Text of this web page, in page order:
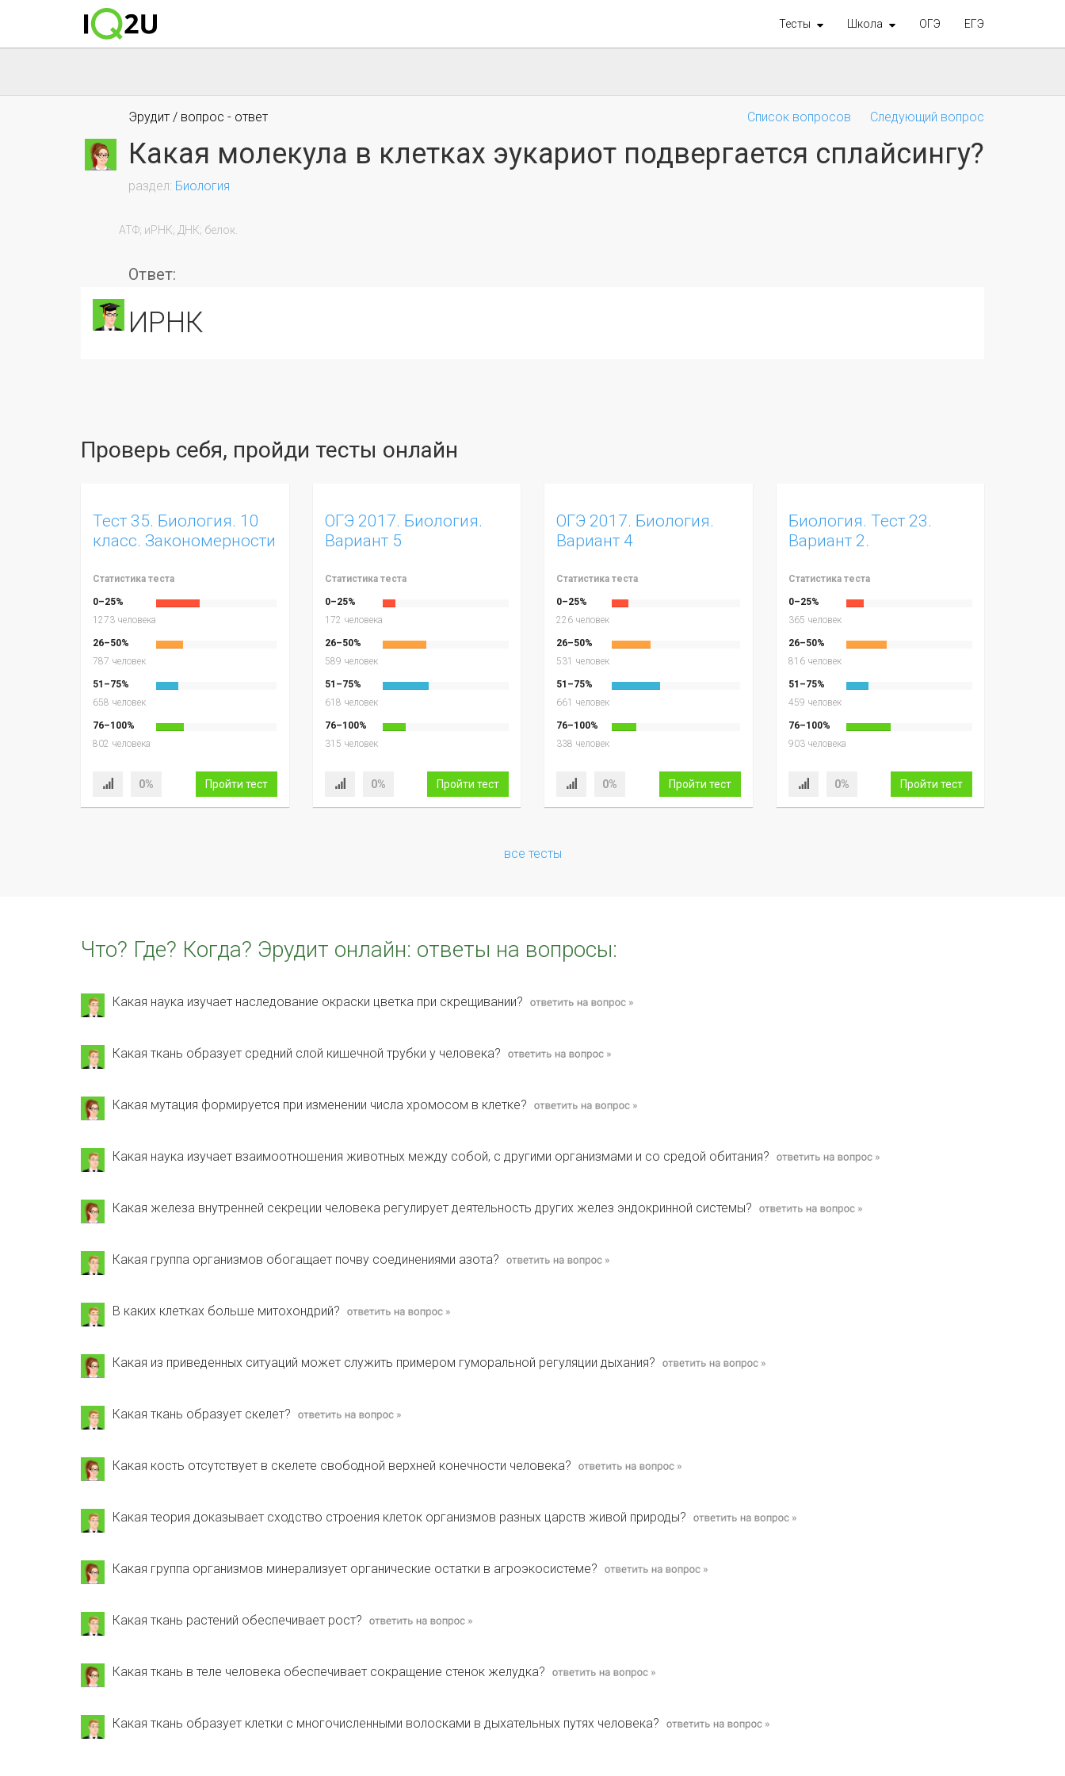
Тесты Школа ОГЭ ЕГЭ
Список вопросов Следующий вопрос
Эрудит / вопрос - ответ
Какая молекула в клетках эукариот подвергается сплайсингу?
Биология
Ответ:
иРНК
Проверь себя, пройди тесты онлайн
Тест 35. Биология. 10
класс. Закономерности
Статистика теста
0–25%
1273 человека
26–50%
787 человек
51–75%
658 человек
76–100%
802 человека
0% Пройти тест
ОГЭ 2017. Биология.
Вариант 5
Статистика теста
0–25%
172 человека
26–50%
589 человек
51–75%
618 человек
76–100%
315 человек
0% Пройти тест
ОГЭ 2017. Биология.
Вариант 4
Статистика теста
0–25%
226 человек
26–50%
531 человек
51–75%
661 человек
76–100%
338 человек
0% Пройти тест
Биология. Тест 23.
Вариант 2.
Статистика теста
0–25%
365 человек
26–50%
816 человек
51–75%
459 человек
76–100%
903 человека
0% Пройти тест
все тесты
Что? Где? Когда? Эрудит онлайн: ответы на вопросы:
Какая наука изучает наследование окраски цветка при скрещивании?
Какая ткань образует средний слой кишечной трубки у человека?
Какая мутация формируется при изменении числа хромосом в клетке?
Какая наука изучает взаимоотношения животных между собой, с другими организмами и со средой обитания?
Какая железа внутренней секреции человека регулирует деятельность других желез эндокринной системы?
Какая группа организмов обогащает почву соединениями азота?
В каких клетках больше митохондрий?
Какая из приведенных ситуаций может служить примером гуморальной регуляции дыхания?
Какая ткань образует скелет?
Какая кость отсутствует в скелете свободной верхней конечности человека?
Какая теория доказывает сходство строения клеток организмов разных царств живой природы?
Какая группа организмов минерализует органические остатки в агроэкосистеме?
Какая ткань растений обеспечивает рост?
Какая ткань в теле человека обеспечивает сокращение стенок желудка?
Какая ткань образует клетки с многочисленными волосками в дыхательных путях человека?